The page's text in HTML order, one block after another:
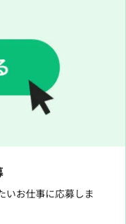
いお仕事に応募しま